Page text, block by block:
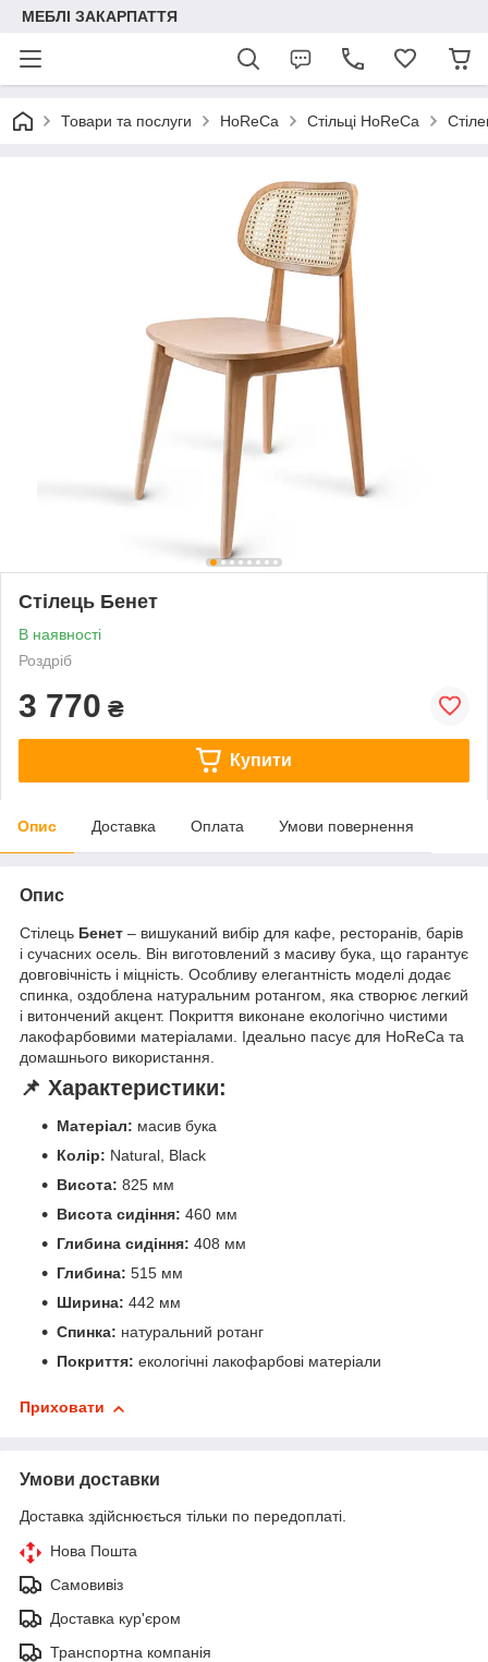
МЕБЛІ ЗАКАРПАТТЯ
Товари та послуги HoReCa Стільці HoReCa
Стілець Бенет
В наявності
Роздріб
3 770 ₴
Купити
Опис Доставка Оплата Умови повернення
Опис
Стілець Бенет – вишуканий вибір для кафе, ресторанів, барів
і сучасних осель. Він виготовлений з масиву бука, що гарантує
довговічність і міцність. Особливу елегантність моделі додає
спинка, оздоблена натуральним ротангом, яка створює легкий
і витончений акцент. Покриття виконане екологічно чистими
лакофарбовими матеріалами. Ідеально пасує для HoReCa та
домашнього використання.
📌 Характеристики:
Матеріал: масив бука
Колір: Natural, Black
Висота: 825 мм
Висота сидіння: 460 мм
Глибина сидіння: 408 мм
Глибина: 515 мм
Ширина: 442 мм
Спинка: натуральний ротанг
Покриття: екологічні лакофарбові матеріали
Приховати
Умови доставки
Доставка здійснюється тільки по передоплаті.
Нова Пошта
Самовивіз
Доставка кур'єром
Транспортна компанія